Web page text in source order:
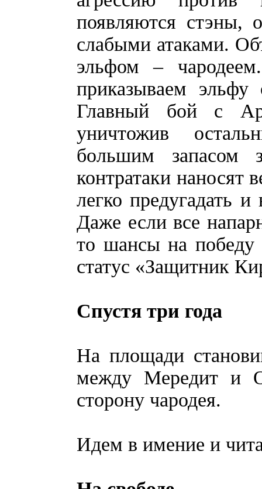
появляются стэны,
слабыми атаками.
эльфом –
приказываем
Главный бой с
уничтожив
большим запасом
контратаки наносят
легко предугадать
Даже если все
то шансы на победу
статус «Защитник
Спустя три года
На площади
между Мередит и
сторону чародея.
Идем в имение и